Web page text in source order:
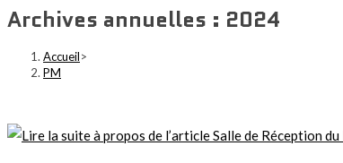
Archives annuelles : 2024
Accueil>
PM